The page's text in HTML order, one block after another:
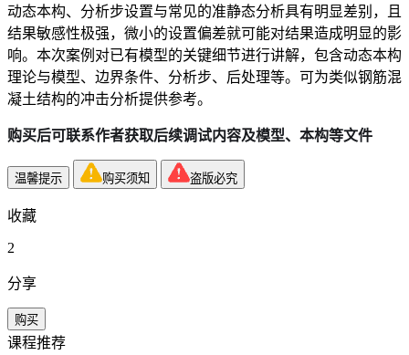
动态本构、分析步设置与常见的准静态分析具有明显差别，且
结果敏感性极强，微小的设置偏差就可能对结果造成明显的影
响。本次案例对已有模型的关键细节进行讲解，包含动态本构
理论与模型、边界条件、分析步、后处理等。可为类似钢筋混
凝土结构的冲击分析提供参考。
购买后可联系作者获取后续调试内容及模型、本构等文件
温馨提示 购买须知 盗版必究
收藏
2
分享
购买
课程推荐